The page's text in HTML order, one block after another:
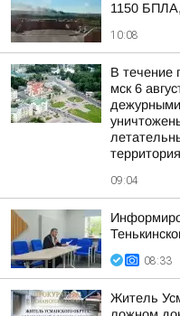
1150
10:08
В течение
мск 6
09:04
08:33
Житель